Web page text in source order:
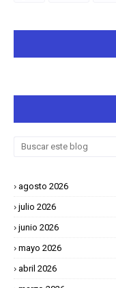
agosto 2026
julio 2026
junio 2026
mayo 2026
abril 2026